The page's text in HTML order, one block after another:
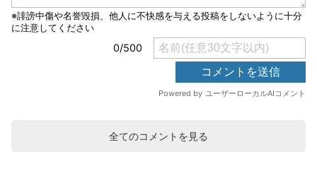
全てのコメントを見る